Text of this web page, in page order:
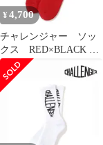
¥ 4,700
チャレンジャー ソッ
クス RED×BLACK 長
瀬智也着用 マシス
ラッツ